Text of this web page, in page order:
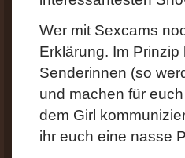
Wer mit Sexcams
Erklärung. Im
Senderinnen (so
und machen für
dem Girl
ihr euch eine nasse